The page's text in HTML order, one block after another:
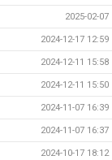
2025-02-07
2024-12-17 12:59
2024-12-11 15:58
2024-12-11 15:50
2024-11-07 16:39
2024-11-07 16:37
2024-10-17 18:12